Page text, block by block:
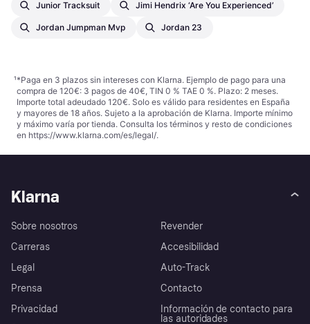
Junior Tracksuit Jimi Hendrix ‘are You Experienced’
Jordan Jumpman Mvp Jordan 23
¹*Paga en 3 plazos sin intereses con Klarna. Ejemplo de pago para una
compra de 120€: 3 pagos de 40€, TIN 0 % TAE 0 %. Plazo: 2 meses.
Importe total adeudado 120€. Solo es válido para residentes en España
y mayores de 18 años. Sujeto a la aprobación de Klarna. Importe mínimo
y máximo varía por tienda. Consulta los términos y resto de condiciones
en https://www.klarna.com/es/legal/.
Klarna
Sobre nosotros
Carreras
Legal
Prensa
Privacidad
Revender
Accesibilidad
Auto-Track
Contacto
Información de contacto para
las autoridades